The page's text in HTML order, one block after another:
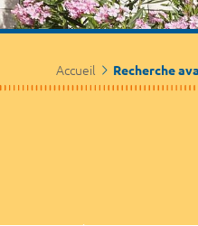
Accueil Recherche